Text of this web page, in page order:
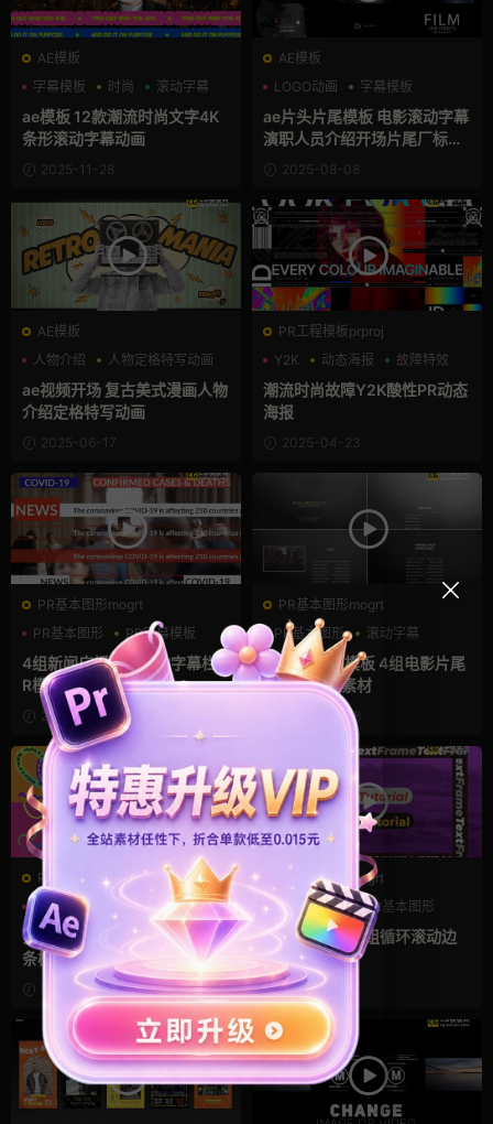
AE模板
字幕模板
时尚 滚动字幕
ae模板 12款潮流时尚文字4K
条形滚动字幕动画
2025-11-28
AE模板
LOGO动画
字幕模板
滚动字幕
ae片头片尾模板 电影滚动字幕
演职人员介绍开场片尾厂标字
幕 2025-08-08
AE模板
人物介绍
人物定格特写动画
动漫
ae视频开场 复古美式漫画人物
介绍定格特写动画
2025-06-17
PR工程模板prproj
Y2K
动态海报 故障特效
潮流时尚故障Y2K酸性PR动态
海报
2025-04-23
PR基本图形mogrt
PR基本图形
PR字幕模板
商务模板
4组新闻广播播报滚动字幕栏P
R模板
2025-04-20
PR基本图形mogrt
PR基本图形
滚动字幕
片尾
PR滚动字幕模板 4组电影片尾
动画Pr模板素材
2025-04-08
PR基本图形mogrt
pr logo模板
PR字幕模板
创意
多彩有趣时尚PR循环滚动字幕
条模板
2024-11-05
PR基本图形mogrt
pr logo模板
PR基本图形
PR字幕模板
pr字幕模板 24组循环滚动边
框标题
2024-07-13